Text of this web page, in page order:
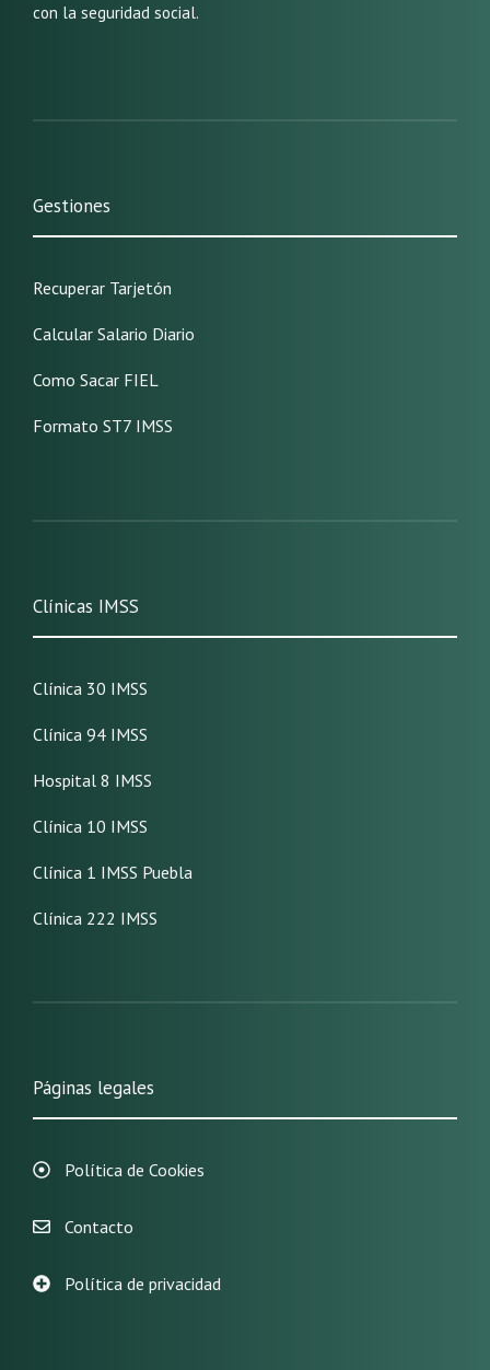
con la seguridad social.
Gestiones
Recuperar Tarjetón
Calcular Salario Diario
Como Sacar FIEL
Formato ST7 IMSS
Clínicas IMSS
Clínica 30 IMSS
Clínica 94 IMSS
Hospital 8 IMSS
Clínica 10 IMSS
Clínica 1 IMSS Puebla
Clínica 222 IMSS
Páginas legales
Política de Cookies
Contacto
Política de privacidad